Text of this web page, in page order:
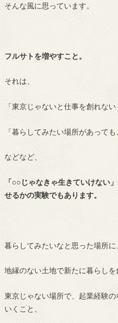
そんな風に思っています。
フルサトを増やすこと。
それは、
「東京じゃないと仕事を創れない
「暮らしてみたい場所があっても
などなど、
「○○じゃなきゃ生きていけない
せるかの実験でもあります。
暮らしてみたいなと思った場所に
地縁のない土地で新たに暮らしを
東京じゃない場所で、起業経験
いくこと、